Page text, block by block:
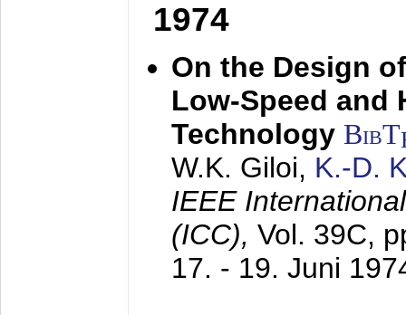
1974
On the Design
Low-Speed and
Technology BibT
W.K. Giloi, K.-D.
IEEE
(ICC), Vol. 39C,
17. - 19. Juni